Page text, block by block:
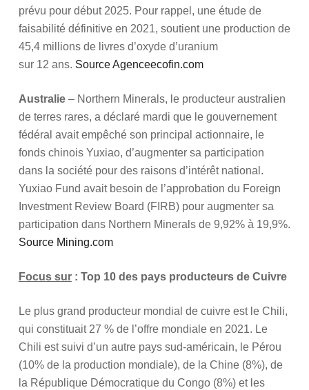
prévu pour début 2025. Pour rappel, une étude de
faisabilité définitive en 2021, soutient une production de
45,4 millions de livres d’oxyde d’uranium
sur 12 ans. Source Agenceecofin.com
Australie– Northern Minerals, le producteur australien
de terres rares, a déclaré mardi que le gouvernement
fédéral avait empêché son principal actionnaire, le
fonds chinois Yuxiao, d’augmenter sa participation
dans la société pour des raisons d’intérêt national.
Yuxiao Fund avait besoin de l’approbation du Foreign
Investment Review Board (FIRB) pour augmenter sa
participation dans Northern Minerals de 9,92% à 19,9%.
Source Mining.com
Focus sur: Top 10 des pays producteurs de Cuivre
Le plus grand producteur mondial de cuivre est le Chili,
qui constituait 27 % de l’offre mondiale en 2021. Le
Chili est suivi d’un autre pays sud-américain, le Pérou
(10% de la production mondiale), de la Chine (8%), de
la République Démocratique du Congo (8%) et les